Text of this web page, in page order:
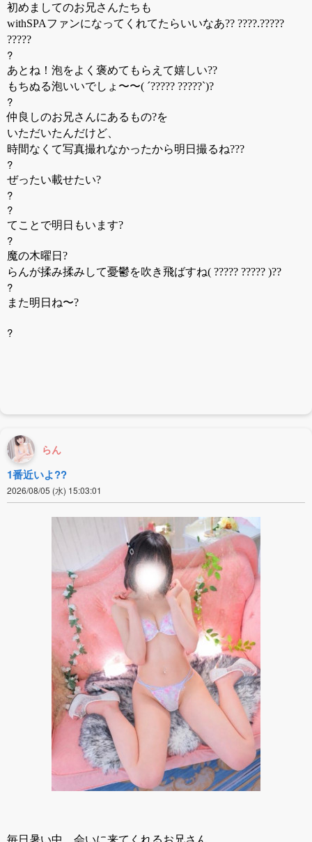
初めましてのお兄さんたちも
withSPAファンになってくれてたらいいなあ?? ????.?????
?????
?
あとね！泡をよく褒めてもらえて嬉しい??
もちぬる泡いいでしょ〜〜( ´????? ?????`)?
?
仲良しのお兄さんにあるもの?を
いただいたんだけど、
時間なくて写真撮れなかったから明日撮るね???
?
ぜったい載せたい?
?
?
てことで明日もいます?
?
魔の木曜日?
らんが揉み揉みして憂鬱を吹き飛ばすね( ????? ????? )??
?
また明日ね〜?
?
らん
1番近いよ??
2026/08/05 (水) 15:03:01
毎日暑い中、会いに来てくれるお兄さん